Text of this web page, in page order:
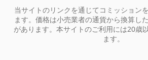
当サイトのリンクを通じてコミッション
ます。価格は小売業者の通貨から換算し
があります。本サイトのご利用には20歳
ます。